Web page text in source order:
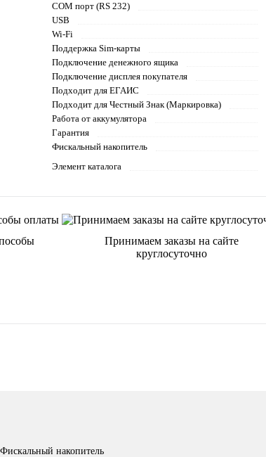
COM порт (RS 232)
USB
Wi-Fi
Поддержка Sim-карты
Подключение денежного ящика
Подключение дисплея покупателя
Подходит для ЕГАИС
Подходит для Честный Знак (Маркировка)
Работа от аккумулятора
Гарантия
Фискальный накопитель
Элемент каталога
Принимаем заказы на сайте
круглосуточно
Фискальный накопитель